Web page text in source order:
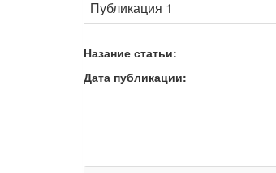
Публикация 1
Назание статьи:
Дата публикации: